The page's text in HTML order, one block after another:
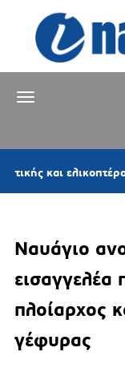
ελικοπτέρου
Ναυάγιο
πλοίαρχος
γέφυρας